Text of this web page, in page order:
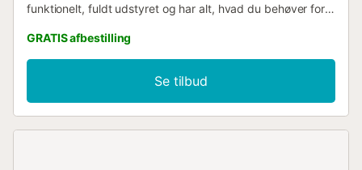
funktionelt, fuldt udstyret og har alt, hvad du behøver for
det bedste ved boligen den imponerende terrasse med
udsigt over Serra. Terrassen har en infinity-pool og et
solariumområde. Kort sagt er det et perfekt sted at nyde
det vidunderlige vejr, som øen tilbyder. Galilea er en lille by
i den nordvestlige del af Mallorca, i Serra de Tramuntana,
GRATIS afbestilling
Se tilbud